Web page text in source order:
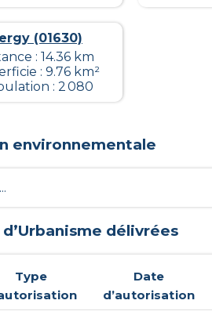
(01630)
: 14.36 km
: 9.76 km²
: 2 080
environnementale
délivrées
Type
Date
d’autorisation